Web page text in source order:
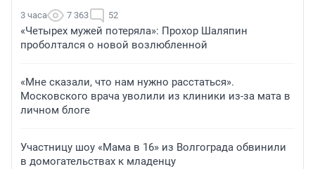
3 часа 7 363 52
«Четырех мужей потеряла»: Прохор Шаляпин
проболтался о новой возлюбленной
«Мне сказали, что нам нужно расстаться».
Московского врача уволили из клиники из-за мата в
личном блоге
Участницу шоу «Мама в 16» из Волгограда обвинили
в домогательствах к младенцу